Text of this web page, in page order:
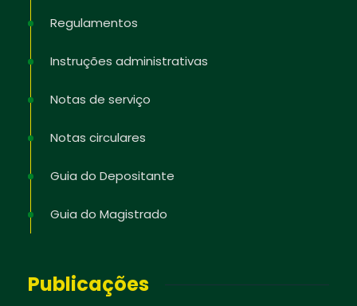
Regulamentos
Instruções administrativas
Notas de serviço
Notas circulares
Guia do Depositante
Guia do Magistrado
Publicações